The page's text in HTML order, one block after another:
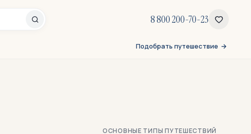
8 800 200-70-23
Подобрать путешествие
ОСНОВНЫЕ ТИПЫ ПУТЕШЕСТВИЙ